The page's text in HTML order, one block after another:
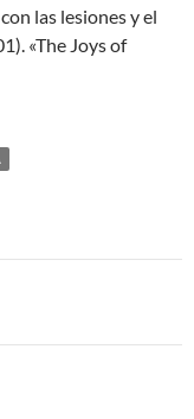
las lesiones y el
«The Joys of